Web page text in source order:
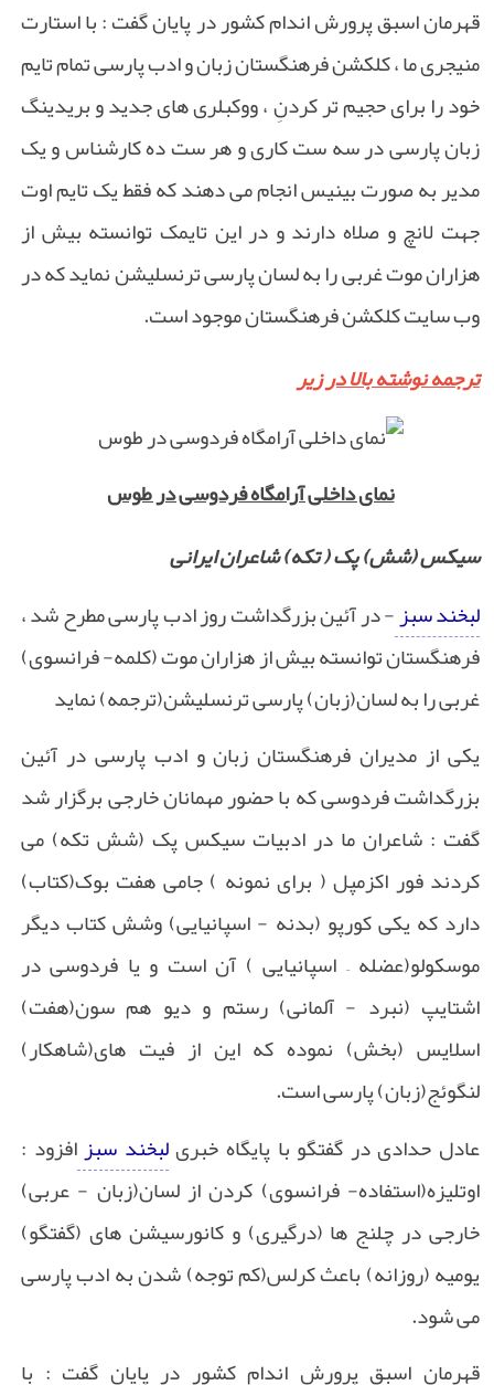
قهرمان اسبق پرورش اندام کشور در پایان گفت : با استارت
منیجری ما ، کلکشن فرهنگستان زبان و ادب پارسی تمام تایم
خود را برای حجیم تر کردنِ ، ووکبلری های جدید و بریدینگ
زبان پارسی در سه ست کاری و هر ست ده کارشناس و یک
مدیر به صورت بینیس انجام می دهند که فقط یک تایم اوت
جهت لانچ و صلاه دارند و در این تایمک توانسته بیش از
هزاران موت غربی را به لسان پارسی ترنسلیشن نماید که در
وب سایت کلکشن فرهنگستان موجود است.
ترجمه نوشته بالا در زیر
نمای داخلی آرامگاه فردوسی در طوس
سیکس (شش) پک ( تکه) شاعران ایرانی
لبخند سبز- در آئین بزرگداشت روز ادب پارسی مطرح شد ،
فرهنگستان توانسته بیش از هزاران موت (کلمه- فرانسوی)
غربی را به لسان(زبان) پارسی ترنسلیشن(ترجمه) نماید
یکی از مدیران فرهنگستان زبان و ادب پارسی در آئین
بزرگداشت فردوسی که با حضور مهمانان خارجی برگزار شد
گفت : شاعران ما در ادبیات سیکس پک (شش تکه) می
کردند فور اکزمپل ( برای نمونه ) جامی هفت بوک(کتاب)
دارد که یکی کورپو (بدنه - اسپانیایی) وشش کتاب دیگر
موسکولو(عضله – اسپانیایی ) آن است و یا فردوسی در
اشتایپ (نبرد - آلمانی) رستم و دیو هم سون(هفت)
اسلایس (بخش) نموده که این از فیت های(شاهکار)
لنگوئج(زبان) پارسی است.
عادل حدادی در گفتگو با پایگاه خبریلبخند سبزافزود :
اوتلیزه(استفاده- فرانسوی) کردن از لسان(زبان - عربی)
خارجی در چلنج ها (درگیری) و کانورسیشن های (گفتگو)
یومیه (روزانه) باعث کرلس(کم توجه) شدن به ادب پارسی
می شود.
قهرمان اسبق پرورش اندام کشور در پایان گفت : با